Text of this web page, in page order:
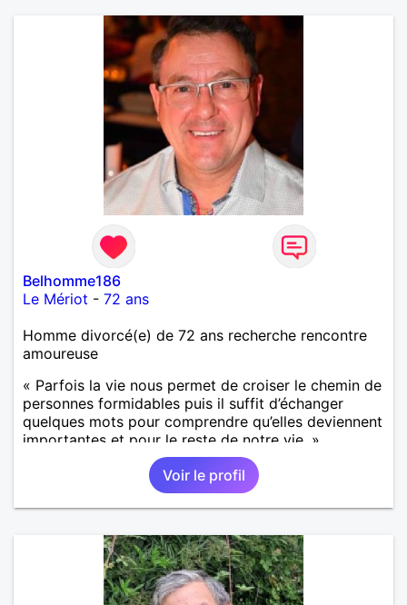
Belhomme186
Le Mériot - 72 ans
Homme divorcé(e) de 72 ans recherche rencontre
amoureuse
« Parfois la vie nous permet de croiser le chemin de
personnes formidables puis il suffit d’échanger
quelques mots pour comprendre qu’elles deviennent
importantes et pour le reste de notre vie. »
Voir le profil